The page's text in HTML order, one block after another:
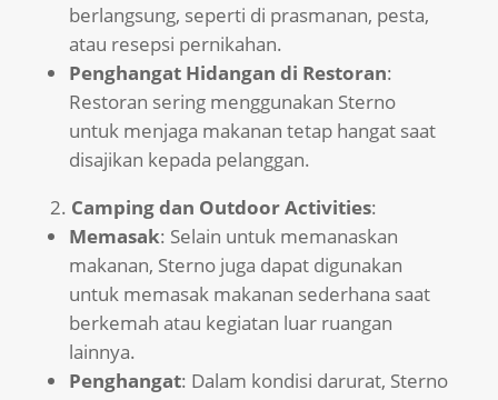
berlangsung, seperti di prasmanan, pesta,
atau resepsi pernikahan.
Penghangat Hidangan di Restoran:
Restoran sering menggunakan Sterno
untuk menjaga makanan tetap hangat saat
disajikan kepada pelanggan.
Camping dan Outdoor Activities:
Memasak: Selain untuk memanaskan
makanan, Sterno juga dapat digunakan
untuk memasak makanan sederhana saat
berkemah atau kegiatan luar ruangan
lainnya.
Penghangat: Dalam kondisi darurat, Sterno